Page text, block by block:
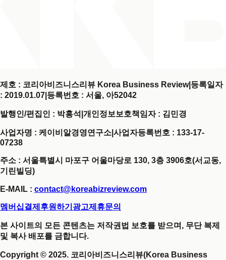
제호 : 코리아비즈니스리뷰 Korea Business Review| 등록일자
: 2019.01.07 등록번호 : 서울, 아52042
발행인/편집인 : 박홍석 개인정보보호책임자 : 김민경
사업자명 : 케이비알경영연구소 사업자등록번호 : 133-17-
07238
주소 : 서울특별시 마포구 어울마당로 130, 3층 3906호(서교동,
기린빌딩)
E-MAIL : contact@koreabizreview.com
멤버십결제 후원하기 광고제휴문의
본 사이트의 모든 콘텐츠는 저작권법 보호를 받으며, 무단 복제
및 복사 배포를 금합니다.
Copyright © 2025. 코리아비즈니스리뷰(Korea Business